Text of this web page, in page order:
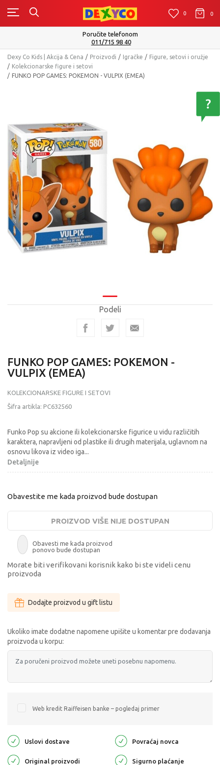
0 0 0
Isporuku možete očekivati u roku od 2 do 4 radna dana!
Pogledaj više
Dexy Co Kids | Akcija & Cena Proizvodi Igračke
Figure, setovi i oružje
Kolekcionarske figure i setovi
FUNKO POP GAMES: POKEMON - VULPIX (EMEA)
Podeli
FUNKO POP GAMES: POKEMON -
VULPIX (EMEA)
KOLEKCIONARSKE FIGURE I SETOVI
Šifra artikla: PC632560
Funko Pop su akcione ili kolekcionarske figurice u vidu različitih
karaktera, napravljeni od plastike ili drugih materijala, uglavnom na
osnovu likova iz video iga...
Detaljnije
Obavestite me kada proizvod bude dostupan
PROIZVOD VIŠE NIJE DOSTUPAN
Obavesti me kada proizvod
ponovo bude dostupan
Morate biti verifikovani korisnik kako bi ste videli cenu
proizvoda
Dodajte proizvod u gift listu
Ukoliko imate dodatne napomene upišite u komentar pre dodavanja
proizvoda u korpu:
Web kredit Raiffeisen banke – pogledaj primer
Uslovi dostave Povraćaj novca
Original proizvodi Sigurno plaćanje